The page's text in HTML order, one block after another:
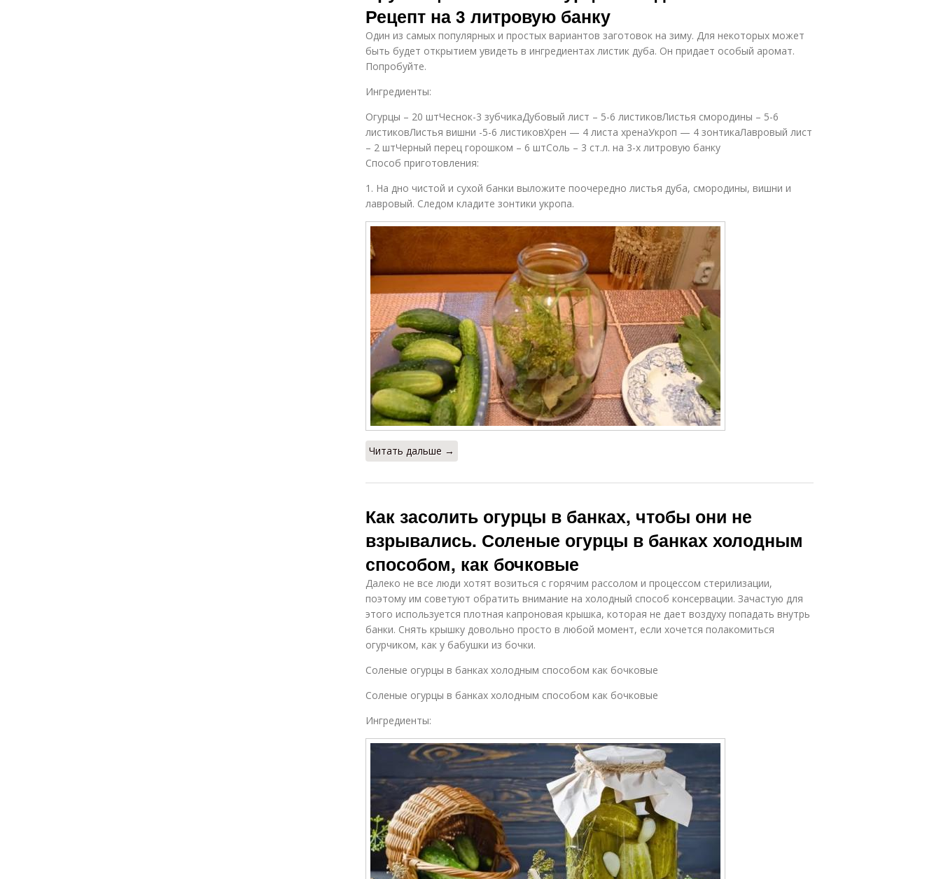
Рецепт на 3 литровую банку
Один из самых популярных и простых вариантов заготовок на зиму. Для некоторых может
быть будет открытием увидеть в ингредиентах листик дуба. Он придает особый аромат.
Попробуйте.
Ингредиенты:
Огурцы – 20 штЧеснок-3 зубчикаДубовый лист – 5-6 листиковЛистья смородины – 5-6
листиковЛистья вишни -5-6 листиковХрен — 4 листа хренаУкроп — 4 зонтикаЛавровый лист
– 2 штЧерный перец горошком – 6 штСоль – 3 ст.л. на 3-х литровую банку
Способ приготовления:
1. На дно чистой и сухой банки выложите поочередно листья дуба, смородины, вишни и
лавровый. Следом кладите зонтики укропа.
Читать дальше →
Как засолить огурцы в банках, чтобы они не
взрывались. Соленые огурцы в банках холодным
способом, как бочковые
Далеко не все люди хотят возиться с горячим рассолом и процессом стерилизации,
поэтому им советуют обратить внимание на холодный способ консервации. Зачастую для
этого используется плотная капроновая крышка, которая не дает воздуху попадать внутрь
банки. Снять крышку довольно просто в любой момент, если хочется полакомиться
огурчиком, как у бабушки из бочки.
Соленые огурцы в банках холодным способом как бочковые
Соленые огурцы в банках холодным способом как бочковые
Ингредиенты: